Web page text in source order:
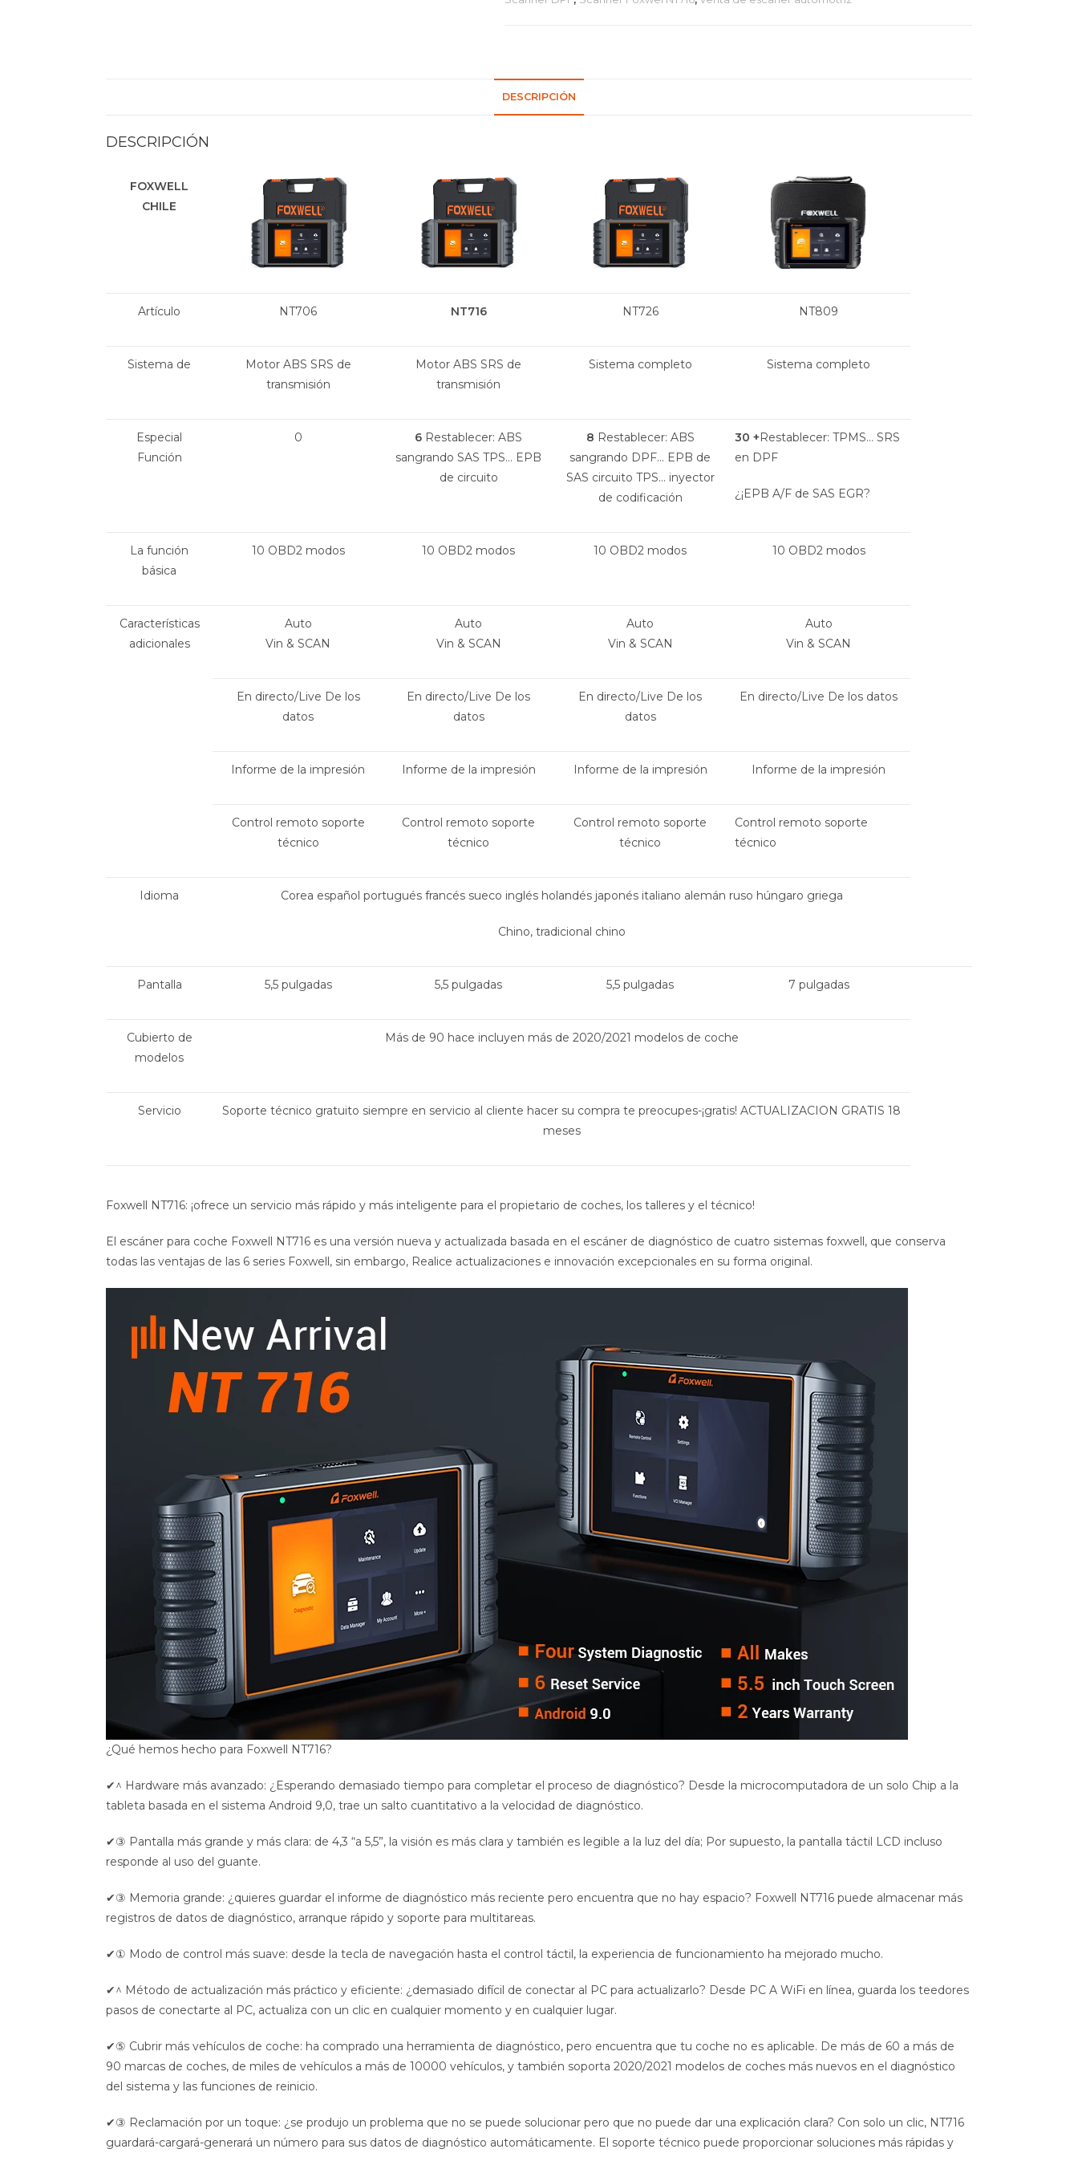
DESCRIPCIÓN
DESCRIPCIÓN
FOXWELL
CHILE
Artículo NT706 NT716 NT726 NT809
Sistema de
Motor ABS SRS de
transmisión
Motor ABS SRS de
transmisión
Sistema completo Sistema completo
Especial
Función
0 6 Restablecer: ABS
sangrando SAS TPS… EPB
de circuito
8 Restablecer: ABS
sangrando DPF… EPB de
SAS circuito TPS… inyector
de codificación
30 +Restablecer: TPMS… SRS
en DPF
¿¡EPB A/F de SAS EGR?
La función
básica
10 OBD2 modos 10 OBD2 modos 10 OBD2 modos 10 OBD2 modos
Características
adicionales
Auto
Vin & SCAN
Auto
Vin & SCAN
Auto
Vin & SCAN
Auto
Vin & SCAN
En directo/Live De los
datos
En directo/Live De los
datos
En directo/Live De los
datos
En directo/Live De los datos
Informe de la impresión Informe de la impresión Informe de la impresión Informe de la impresión
Control remoto soporte
técnico
Control remoto soporte
técnico
Control remoto soporte
técnico
Control remoto soporte
técnico
Idioma Corea español portugués francés sueco inglés holandés japonés italiano alemán ruso húngaro griega
Chino, tradicional chino
Pantalla 5,5 pulgadas 5,5 pulgadas 5,5 pulgadas 7 pulgadas
Cubierto de
modelos
Más de 90 hace incluyen más de 2020/2021 modelos de coche
Servicio
Soporte técnico gratuito siempre en servicio al cliente hacer su compra te preocupes-¡gratis! ACTUALIZACION GRATIS 18
meses
Foxwell NT716: ¡ofrece un servicio más rápido y más inteligente para el propietario de coches, los talleres y el técnico!
El escáner para coche Foxwell NT716 es una versión nueva y actualizada basada en el escáner de diagnóstico de cuatro sistemas foxwell, que conserva
todas las ventajas de las 6 series Foxwell, sin embargo, Realice actualizaciones e innovación excepcionales en su forma original.
¿Qué hemos hecho para Foxwell NT716?
✔^ Hardware más avanzado: ¿Esperando demasiado tiempo para completar el proceso de diagnóstico? Desde la microcomputadora de un solo Chip a la
tableta basada en el sistema Android 9,0, trae un salto cuantitativo a la velocidad de diagnóstico.
✔③ Pantalla más grande y más clara: de 4,3 “a 5,5”, la visión es más clara y también es legible a la luz del día; Por supuesto, la pantalla táctil LCD incluso
responde al uso del guante.
✔③ Memoria grande: ¿quieres guardar el informe de diagnóstico más reciente pero encuentra que no hay espacio? Foxwell NT716 puede almacenar más
registros de datos de diagnóstico, arranque rápido y soporte para multitareas.
✔① Modo de control más suave: desde la tecla de navegación hasta el control táctil, la experiencia de funcionamiento ha mejorado mucho.
✔^ Método de actualización más práctico y eficiente: ¿demasiado difícil de conectar al PC para actualizarlo? Desde PC A WiFi en línea, guarda los teedores
pasos de conectarte al PC, actualiza con un clic en cualquier momento y en cualquier lugar.
✔⑤ Cubrir más vehículos de coche: ha comprado una herramienta de diagnóstico, pero encuentra que tu coche no es aplicable. De más de 60 a más de
90 marcas de coches, de miles de vehículos a más de 10000 vehículos, y también soporta 2020/2021 modelos de coches más nuevos en el diagnóstico
del sistema y las funciones de reinicio.
✔③ Reclamación por un toque: ¿se produjo un problema que no se puede solucionar pero que no puede dar una explicación clara? Con solo un clic, NT716
guardará-cargará-generará un número para sus datos de diagnóstico automáticamente. El soporte técnico puede proporcionar soluciones más rápidas y